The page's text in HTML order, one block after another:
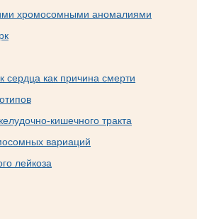
хромосомными аномалиями
сердца как причина смерти
кишечного тракта
вариаций
лейкоза